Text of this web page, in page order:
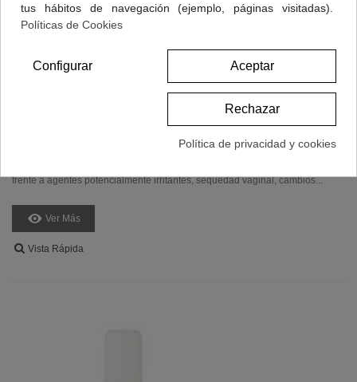
OZOAQUA CREMI GEL INTIMO DE OZONO 30 ML
Cremi Gel intimo de ozono de Ozoaqua El cremi-gel íntimo de ozono
frente a agentes potencialmente irritantes, sequedad vaginal, cambios...
Ver Más
Vista Rápida
tus hábitos de navegación (ejemplo, páginas visitadas).
Políticas de Cookies
Aceptar
Rechazar
Configurar
Política de privacidad y cookies